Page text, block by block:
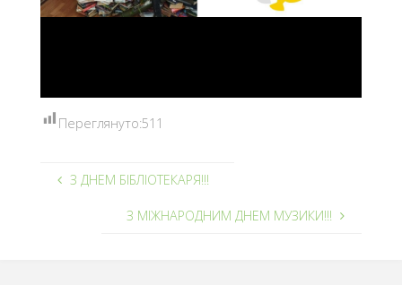
Переглянуто:511
З ДНЕМ БІБЛІОТЕКАРЯ!!!
З МІЖНАРОДНИМ ДНЕМ МУЗИКИ!!!